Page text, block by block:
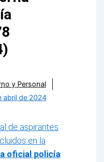
y Personal
abril de 2024
de aspirantes
en la
oficial policía